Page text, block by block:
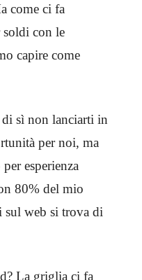
come ci fa
soldi con le
capire come
di sì non lanciarti in
per noi, ma
esperienza
80% del mio
sul web si trova di
La griglia ci fa